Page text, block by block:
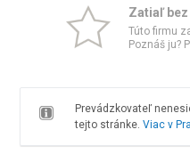
Zatiaľ
Túto firmu
Poznáš ju?
Prevádzkovateľ
tejto stránke. Viac v